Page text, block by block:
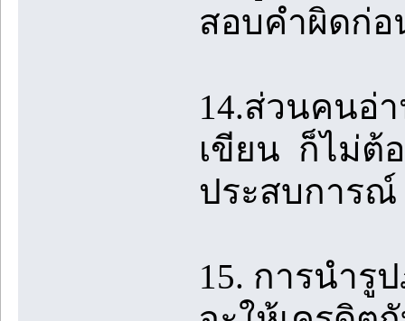
สอบคำผิดก่
14.ส่วนคนอ่
เขียน ก็ไม่ต้
ประสบการ
15. การนำรู